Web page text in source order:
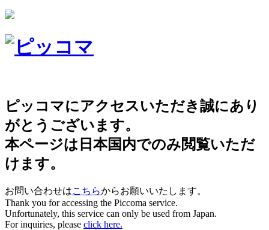
ピッコマにアクセスいただき誠にあり
がとうございます。
本ページは日本国内でのみ閲覧いただ
けます。
お問い合わせはこちらからお願いいたします。
Thank you for accessing the Piccoma service.
Unfortunately, this service can only be used from Japan.
For inquiries, please click here.